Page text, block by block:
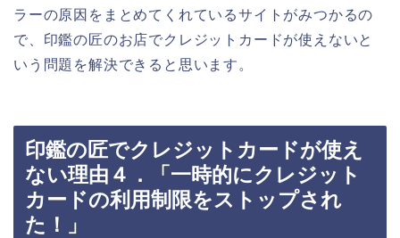
ラーの原因をまとめてくれているサイトがみつかるの
で、印鑑の匠のお店でクレジットカードが使えないと
いう問題を解決できると思います。
印鑑の匠でクレジットカードが使え
ない理由４．「一時的にクレジット
カードの利用制限をストップされ
た！」